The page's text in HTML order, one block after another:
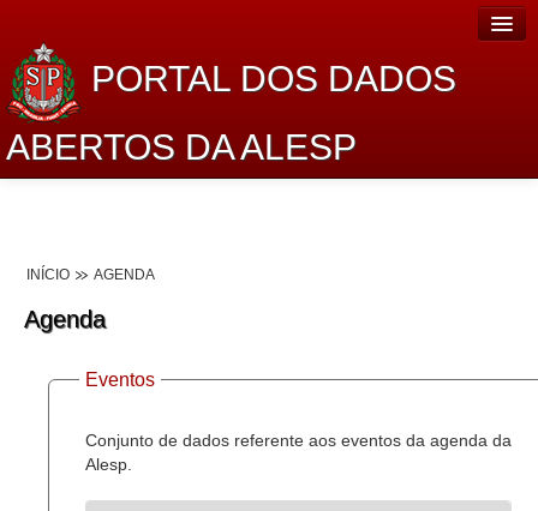
PORTAL DOS DADOS
ABERTOS DA ALESP
Lei de Acesso à Informação
Dados Governamentais Abertos
Planejamento
Catálogo de dados
INÍCIO AGENDA
Agenda
Eventos
Conjunto de dados referente aos eventos da agenda da
Alesp.